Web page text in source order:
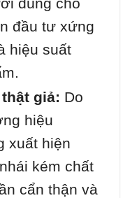
đầu tư xứng
hiệu suất
giả: Do
hiệu
xuất hiện
kém chất
cẩn thận và